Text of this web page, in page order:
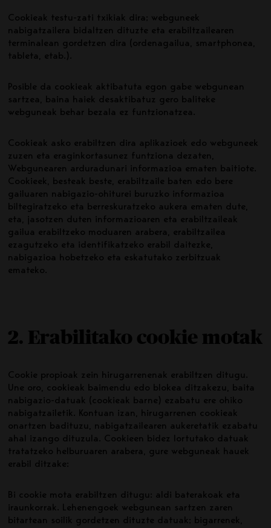
Cookieak testu-zati txikiak dira; webguneek
nabigatzailera bidaltzen dituzte eta erabiltzailearen
terminalean gordetzen dira (ordenagailua, smartphonea,
tableta, etab.).
Posible da cookieak aktibatuta egon gabe webgunean
sartzea, baina haiek desaktibatuz gero baliteke
webguneak behar bezala ez funtzionatzea.
Cookieak asko erabiltzen dira aplikazioek edo webguneek
zuzen eta eraginkortasunez funtziona dezaten,
Webgunearen arduradunari informazioa ematen baitiote.
Cookieek, besteak beste, erabiltzaile baten edo bere
gailuaren nabigazio-ohiturei buruzko informazioa
biltegiratzeko eta berreskuratzeko aukera ematen dute,
eta, jasotzen duten informazioaren eta erabiltzaileak
gailua erabiltzeko moduaren arabera, erabiltzailea
ezagutzeko eta identifikatzeko erabil daitezke,
nabigazioa hobetzeko eta eskatutako zerbitzuak
emateko.
2. Erabilitako cookie motak
Cookie propioak zein hirugarrenenak erabiltzen ditugu.
Une oro, cookieak baimendu edo blokea ditzakezu, baita
nabigazio-datuak (cookieak barne) ezabatu ere ohiko
nabigatzailetik. Kontuan izan, hirugarrenen cookieak
onartzen badituzu, nabigatzailearen aukeretatik ezabatu
ahal izango dituzula. Cookieen bidez lortutako datuak
tratatzeko helburuaren arabera, gure webguneak hauek
erabil ditzake:
Bi cookie mota erabiltzen ditugu: aldi baterakoak eta
iraunkorrak. Lehenengoek webgunean sartzen zaren
bitartean soilik gordetzen dituzte datuak; bigarrenek,